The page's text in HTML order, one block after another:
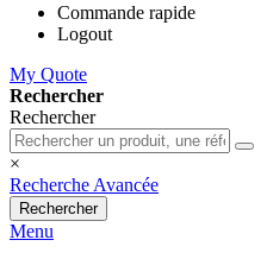
Commande rapide
Logout
My Quote
Rechercher
Rechercher
×
Recherche Avancée
Rechercher
Menu